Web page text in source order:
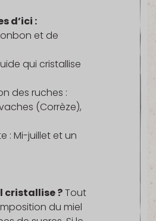
d’ici :
et de
qui cristallise
des ruches :
(Corrèze),
: Mi-juillet et un
cristallise ?Tout
du miel